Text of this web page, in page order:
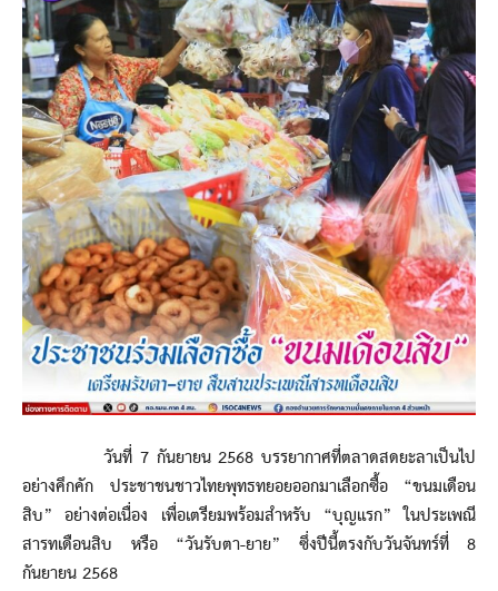
วันที่ 7 กันยายน 2568 บรรยากาศที่ตลาดสดยะลาเป็นไป
อย่างคึกคัก ประชาชนชาวไทยพุทธทยอยออกมาเลือกซื้อ “ขนมเดือน
สิบ” อย่างต่อเนื่อง เพื่อเตรียมพร้อมสำหรับ “บุญแรก” ในประเพณี
สารทเดือนสิบ หรือ “วันรับตา-ยาย” ซึ่งปีนี้ตรงกับวันจันทร์ที่ 8
กันยายน 2568